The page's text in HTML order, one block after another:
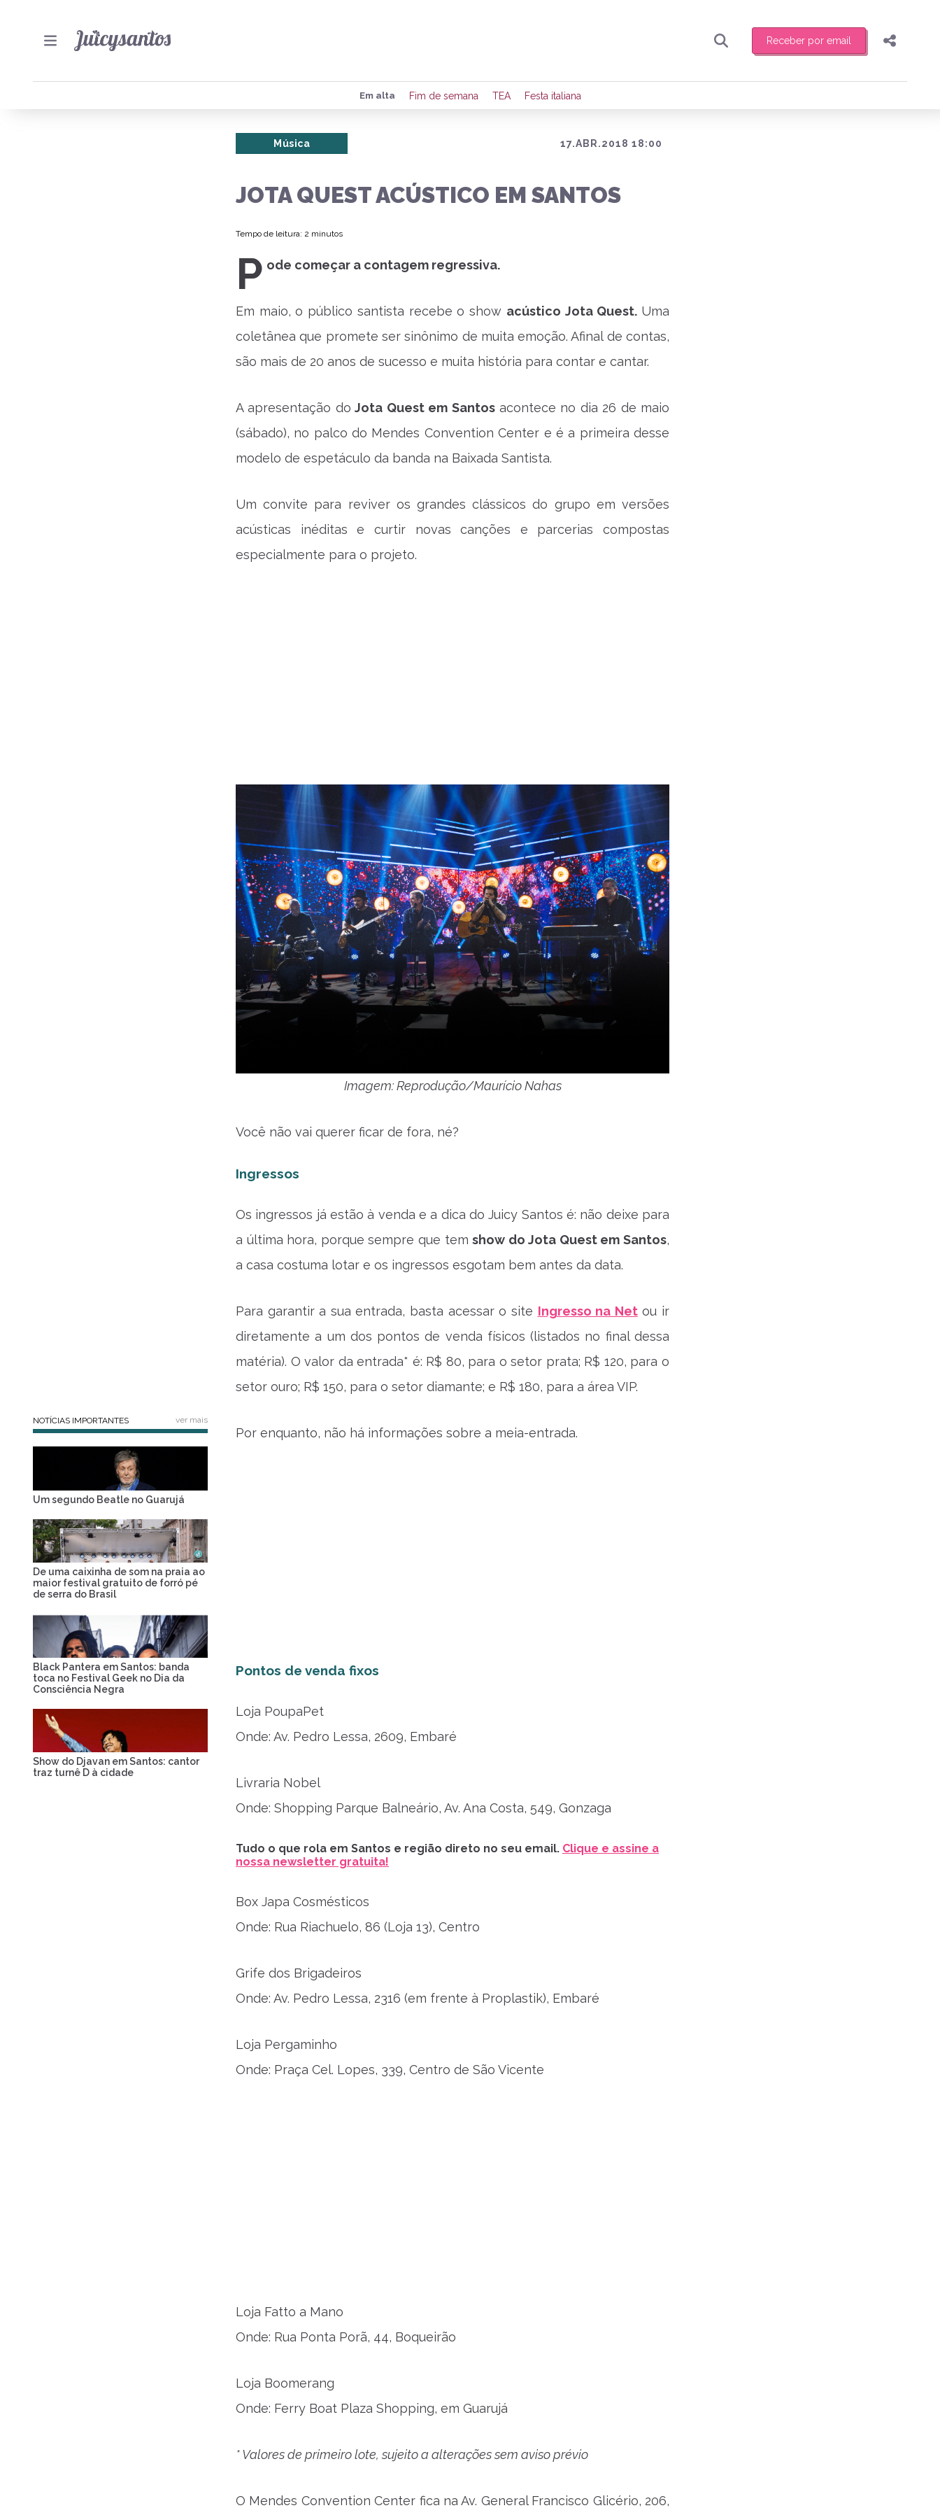
Receber por email
Preencha seus dados para receber toda sexta-feira de manhã o resumo
de eventos e notícias da região.
Compartilhar
Em alta Fim de semana TEA Festa italiana
17.ABR.2018 18:00
Música
JOTA QUEST ACÚSTICO EM SANTOS
Tempo de leitura: 2 minutos
P ode começar a contagem regressiva.
Em maio, o público santista recebe o show acústico Jota Quest. Uma
coletânea que promete ser sinônimo de muita emoção. Afinal de contas,
são mais de 20 anos de sucesso e muita história para contar e cantar.
A apresentação do Jota Quest em Santosacontece no dia 26 de maio
(sábado), no palco do Mendes Convention Center e é a primeira desse
modelo de espetáculo da banda na Baixada Santista.
Um convite para reviver os grandes clássicos do grupo em versões
acústicas inéditas e curtir novas canções e parcerias compostas
especialmente para o projeto.
Imagem: Reprodução/Maurício Nahas
Você não vai querer ficar de fora, né?
Ingressos
Os ingressos já estão à venda e a dica do Juicy Santos é: não deixe para
a última hora, porque sempre que temshow do Jota Quest em Santos,
a casa costuma lotar e os ingressos esgotam bem antes da data.
Para garantir a sua entrada, basta acessar o site Ingresso na Netou ir
diretamente a um dos pontos de venda físicos (listados no final dessa
matéria). O valor da entrada* é: R$ 80, para o setor prata; R$ 120, para o
setor ouro; R$ 150, para o setor diamante; e R$ 180, para a área VIP.
Por enquanto, não há informações sobre a meia-entrada.
Pontos de venda fixos
Loja PoupaPet
Onde: Av. Pedro Lessa, 2609, Embaré
Livraria Nobel
Onde: Shopping Parque Balneário, Av. Ana Costa, 549, Gonzaga
Tudo o que rola em Santos e região direto no seu email. Clique e assine a
nossa newsletter gratuita!
Box Japa Cosmésticos
Onde: Rua Riachuelo, 86 (Loja 13), Centro
Grife dos Brigadeiros
Onde: Av. Pedro Lessa, 2316 (em frente à Proplastik), Embaré
Loja Pergaminho
Onde: Praça Cel. Lopes, 339, Centro de São Vicente
Loja Fatto a Mano
Onde: Rua Ponta Porã, 44, Boqueirão
Loja Boomerang
Onde: Ferry Boat Plaza Shopping, em Guarujá
* Valores de primeiro lote, sujeito a alterações sem aviso prévio
O Mendes Convention Center fica na Av. General Francisco Glicério, 206,
NOTÍCIAS IMPORTANTES ver mais
Um segundo Beatle no Guarujá
De uma caixinha de som na praia ao
maior festival gratuito de forró pé
de serra do Brasil
Black Pantera em Santos: banda
toca no Festival Geek no Dia da
Consciência Negra
Show do Djavan em Santos: cantor
traz turnê D à cidade